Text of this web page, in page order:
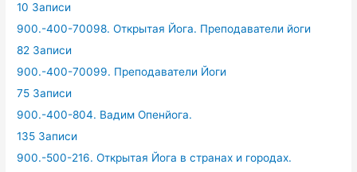
10 Записи
900.-400-70098. Открытая Йога. Преподаватели йоги
82 Записи
900.-400-70099. Преподаватели Йоги
75 Записи
900.-400-804. Вадим Опенйога.
135 Записи
900.-500-216. Открытая Йога в странах и городах.